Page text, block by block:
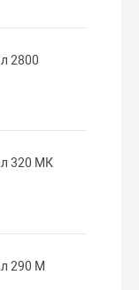
2800
320 МК
290 М